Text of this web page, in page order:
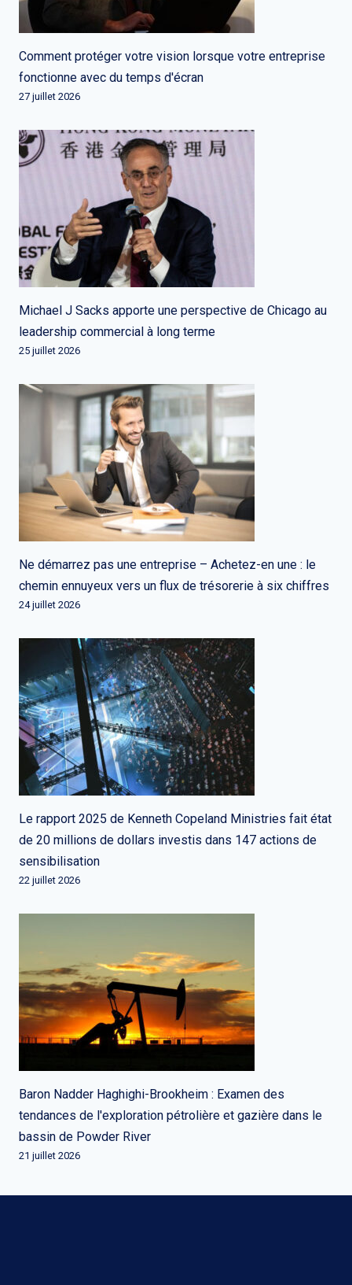
Comment protéger votre vision lorsque votre entreprise
fonctionne avec du temps d'écran
27 juillet 2026
Michael J Sacks apporte une perspective de Chicago au
leadership commercial à long terme
25 juillet 2026
Ne démarrez pas une entreprise – Achetez-en une : le
chemin ennuyeux vers un flux de trésorerie à six chiffres
24 juillet 2026
Le rapport 2025 de Kenneth Copeland Ministries fait état
de 20 millions de dollars investis dans 147 actions de
sensibilisation
22 juillet 2026
Baron Nadder Haghighi-Brookheim : Examen des
tendances de l'exploration pétrolière et gazière dans le
bassin de Powder River
21 juillet 2026